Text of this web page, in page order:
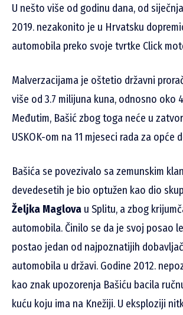
U nešto više od godinu dana, od
2019. nezakonito je u Hrvatsku
automobila preko svoje tvrtke Click
Malverzacijama je oštetio državni
više od 3.7 milijuna kuna, odnosno oko
Međutim, Bašić zbog toga neće u
USKOK-om na 11 mjeseci rada za opće
Bašića se povezivalo sa zemunskim
devedesetih je bio optužen kao dio
Željka Maglova u Splitu, a zbog
automobila. Činilo se da je svoj posao
postao jedan od najpoznatijih
automobila u državi. Godine 2012.
kao znak upozorenja Bašiću bacila
kuću koju ima na Knežiji. U eksploziji